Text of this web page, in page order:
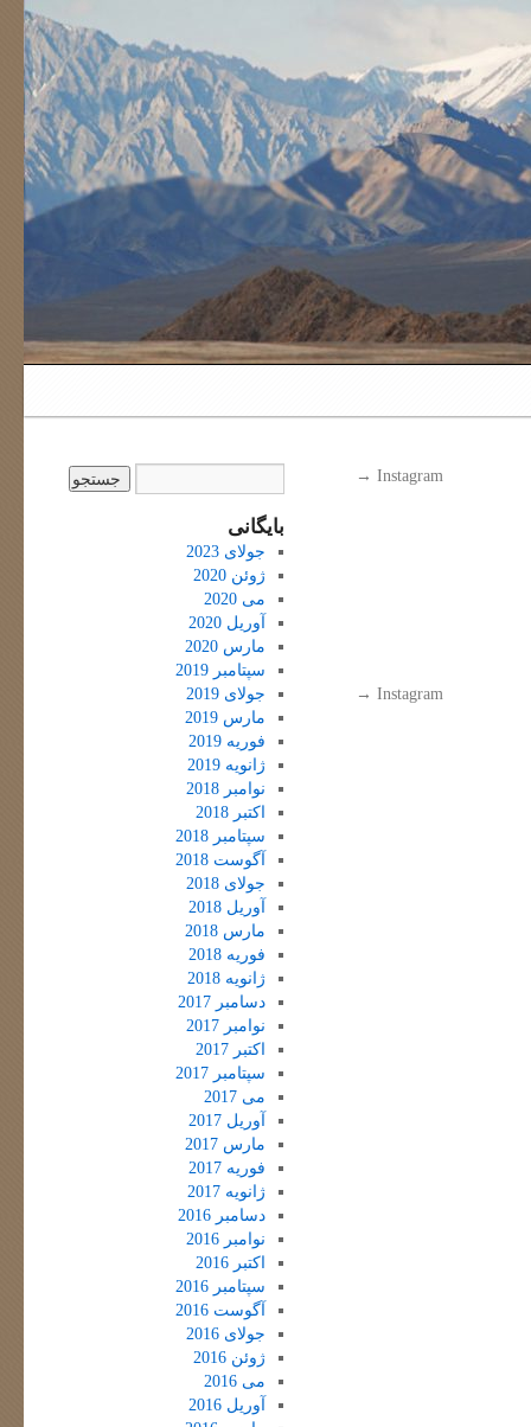
Instagram
→
Instagram
→
بایگانی
جولای 2023
ژوئن 2020
می 2020
آوریل 2020
مارس 2020
سپتامبر 2019
جولای 2019
مارس 2019
فوریه 2019
ژانویه 2019
نوامبر 2018
اکتبر 2018
سپتامبر 2018
آگوست 2018
جولای 2018
آوریل 2018
مارس 2018
فوریه 2018
ژانویه 2018
دسامبر 2017
نوامبر 2017
اکتبر 2017
سپتامبر 2017
می 2017
آوریل 2017
مارس 2017
فوریه 2017
ژانویه 2017
دسامبر 2016
نوامبر 2016
اکتبر 2016
سپتامبر 2016
آگوست 2016
جولای 2016
ژوئن 2016
می 2016
آوریل 2016